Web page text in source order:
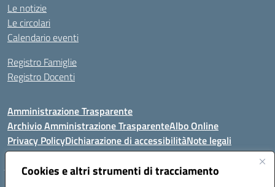
Cookies e altri strumenti di tracciamento
Le notizie
Le circolari
Calendario eventi
Registro Famiglie
Registro Docenti
Amministrazione Trasparente
Archivio Amministrazione TrasparenteAlbo Online
Privacy PolicyDichiarazione di accessibilitàNote legali